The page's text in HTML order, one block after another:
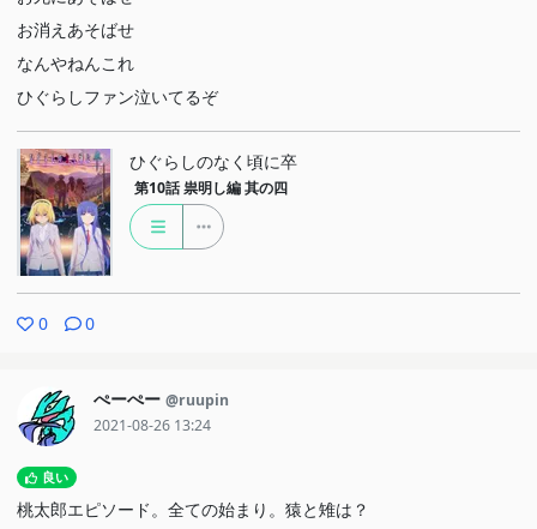
お消えあそばせ
なんやねんこれ
ひぐらしファン泣いてるぞ
ひぐらしのなく頃に卒
第10話 祟明し編 其の四
0 0
ぺーぺー @ruupin
2021-08-26 13:24
良い
桃太郎エピソード。全ての始まり。猿と雉は？